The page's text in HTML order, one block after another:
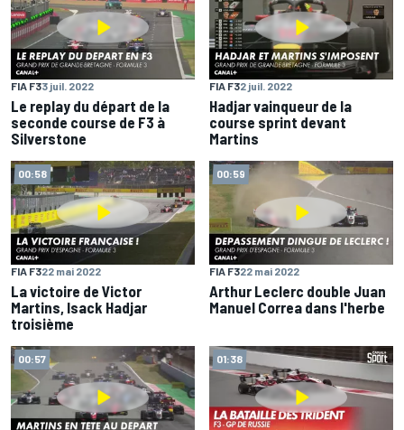
FIA F33 juil. 2022
Le replay du départ de la
seconde course de F3 à
Silverstone
FIA F32 juil. 2022
Hadjar vainqueur de la
course sprint devant
Martins
00:58
FIA F322 mai 2022
La victoire de Victor
Martins, Isack Hadjar
troisième
00:59
FIA F322 mai 2022
Arthur Leclerc double Juan
Manuel Correa dans l'herbe
00:57 01:38